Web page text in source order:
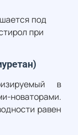
под
при
в
новаторами.
равен